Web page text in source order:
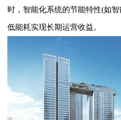
时，智能化系统的节能特性(如
低能耗实现长期运营收益。